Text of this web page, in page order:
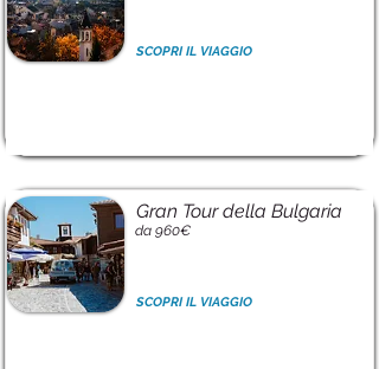
SCOPRI IL VIAGGIO
Gran Tour della Bulgaria
da 960€
SCOPRI IL VIAGGIO